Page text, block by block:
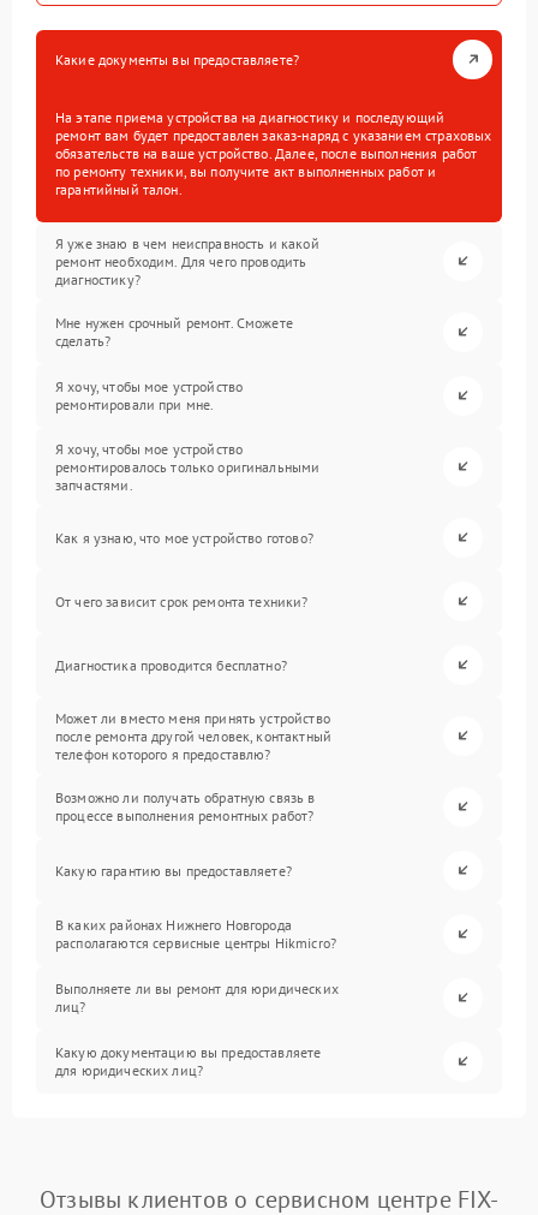
Какие документы вы предоставляете?
На этапе приема устройства на диагностику и последующий
ремонт вам будет предоставлен заказ-наряд с указанием страховых
обязательств на ваше устройство. Далее, после выполнения работ
по ремонту техники, вы получите акт выполненных работ и
гарантийный талон.
Я уже знаю в чем неисправность и какой
ремонт необходим. Для чего проводить
диагностику?
Мне нужен срочный ремонт. Сможете
сделать?
Я хочу, чтобы мое устройство
ремонтировали при мне.
Я хочу, чтобы мое устройство
ремонтировалось только оригинальными
запчастями.
Как я узнаю, что мое устройство готово?
От чего зависит срок ремонта техники?
Диагностика проводится бесплатно?
Может ли вместо меня принять устройство
после ремонта другой человек, контактный
телефон которого я предоставлю?
Возможно ли получать обратную связь в
процессе выполнения ремонтных работ?
Какую гарантию вы предоставляете?
В каких районах Нижнего Новгорода
располагаются сервисные центры Hikmicro?
Выполняете ли вы ремонт для юридических
лиц?
Какую документацию вы предоставляете
для юридических лиц?
Отзывы клиентов о сервисном центре FIX-